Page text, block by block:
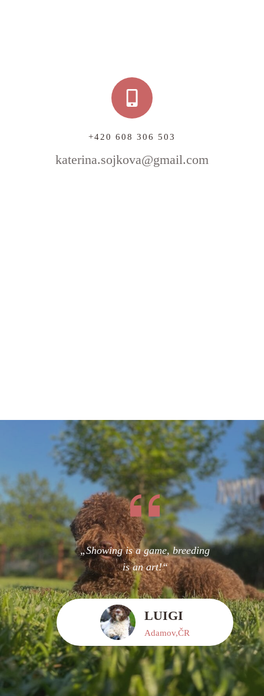
+420 608 306 503
katerina.sojkova@gmail.com
„Showing is a game, breeding
is an art!“
LUIGI
Adamov,ČR